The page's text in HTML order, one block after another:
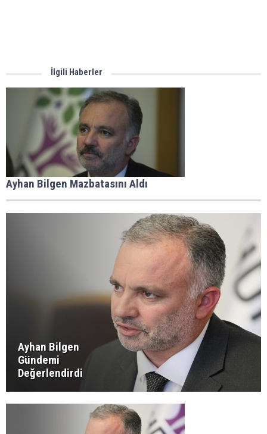
İlgili Haberler
Ayhan Bilgen Mazbatasını Aldı
Ayhan Bilgen
Gündemi
Değerlendirdi